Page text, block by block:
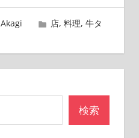
Akagi 店,料理,牛タ
検索